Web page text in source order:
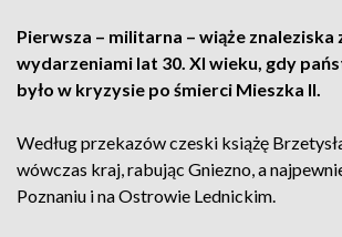
Pierwsza – militarna – wiąże
wydarzeniami lat 30. XI wieku, gdy
było w kryzysie po śmierci Mieszka II.
Według przekazów czeski książę
wówczas kraj, rabując Gniezno, a
Poznaniu i na Ostrowie Lednickim.